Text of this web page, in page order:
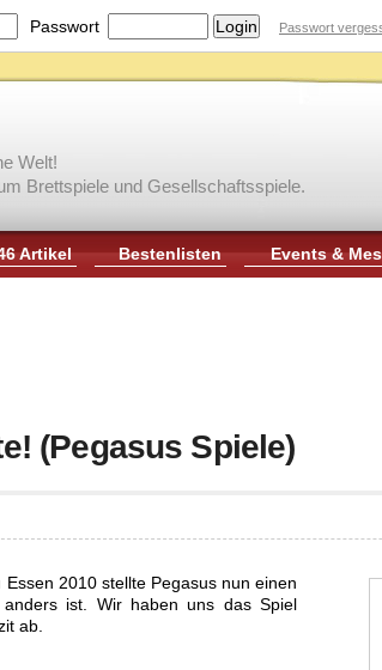
Passwort Passwort
Welt!
Brettspiele und Gesellschaftsspiele.
Artikel Bestenlisten Events &
(Pegasus Spiele)
2010 stellte Pegasus nun einen
ist. Wir haben uns das Spiel
ab.